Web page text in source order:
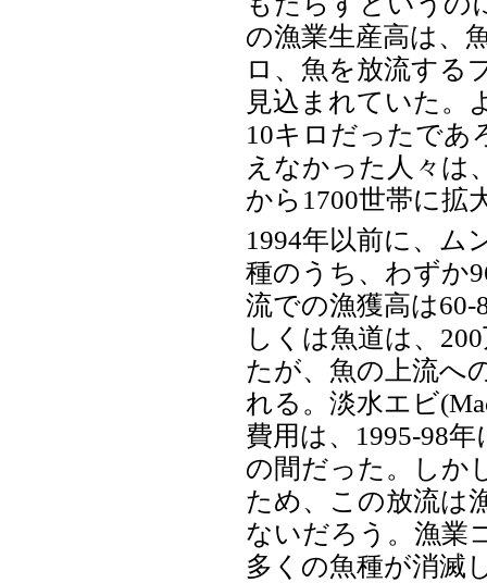
の漁業生産高は、
ロ、魚を放流する
見込まれていた。
10キロだったであ
えなかった人々は
から1700世帯に拡
1994年以前に、ム
種のうち、わずか
流での漁獲高は
しくは魚道は、
たが、魚の上流へ
れる。淡水エビ
費用は、1995-98
の間だった。しか
ため、この放流は
ないだろう。漁業
多くの魚種が消滅